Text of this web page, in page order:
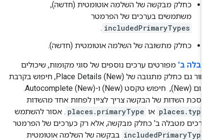
כחלק מבקשה של השלמה אוטומטית (חדשה),
משתמשים בערכים של הפרמטר
includedPrimaryTypes
.
כחלק מתשובה של השלמה אוטומטית (חדשה).
ב'מפורטים ערכים נוספים של סוגי מקומות, שיכולים
לחזור גם כחלק מתגובה של Place Details (New),‏ חיפוש בקרבת
מקום (New), ‏ חיפוש טקסט (New) ו-Autocomplete (New).
השדות של הבקשה צריך לציין לפחות אחד מהשדות
או places.primaryType . אסור להשתמש
מטבלה ב' כחלק מבקשה, אלא רק כערכים של הפרמטר
בבקשה של השלמה אוטומטית